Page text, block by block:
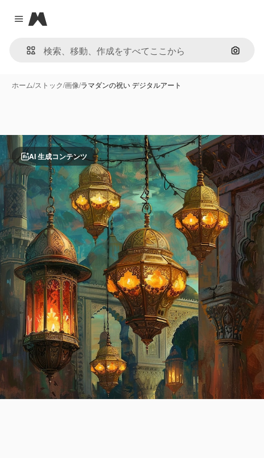
Close menu
Magnific
画像で
ホーム/ストック/画像/ラマダンの祝い デジタルアート
AI 生成コンテンツ